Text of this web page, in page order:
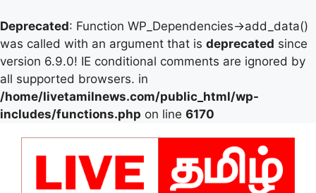
Deprecated: Function WP_Dependencies->add_data()
was called with an argument that is deprecated since
version 6.9.0! IE conditional comments are ignored by
all supported browsers. in
/home/livetamilnews.com/public_html/wp-
includes/functions.php on line 6170